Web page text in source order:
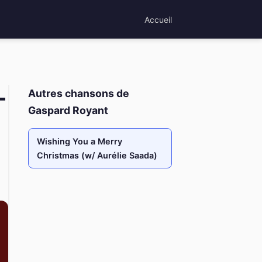
Accueil
Autres chansons de
Gaspard Royant
Wishing You a Merry
Christmas (w/ Aurélie Saada)